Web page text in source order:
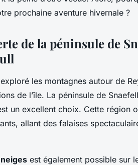
prochaine aventure hivernale ?
de la péninsule de
les montagnes autour de
de l’île. La péninsule de
un excellent choix. Cette région
allant des falaises
est également possible sur